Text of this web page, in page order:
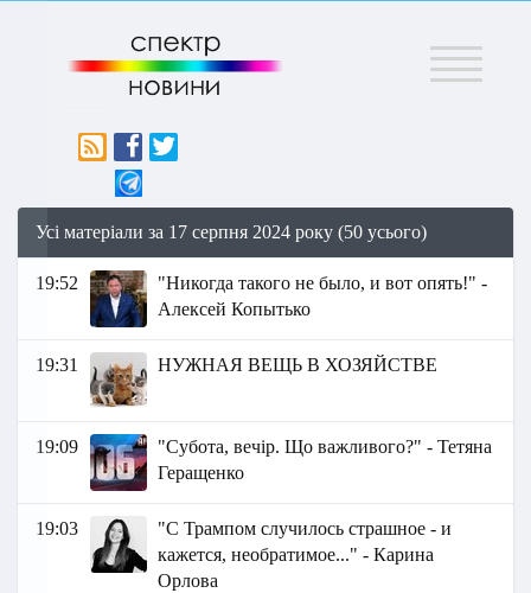
Меню
Усі матеріали за 17 серпня 2024 року (50 усього)
19:52
"Никогда такого не было, и вот опять!" -
Алексей Копытько
19:31 НУЖНАЯ ВЕЩЬ В ХОЗЯЙСТВЕ
19:09
"Субота, вечір. Що важливого?" - Тетяна
Геращенко
19:03
"С Трампом случилось страшное - и
кажется, необратимое..." - Карина
Орлова